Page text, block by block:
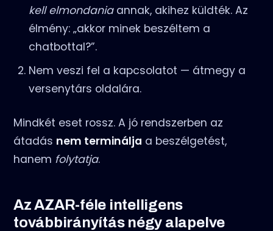
kell elmondaniaannak, akihez küldték. Az
élmény: „akkor minek beszéltem a
chatbottal?”.
Nem veszi fel a kapcsolatot — átmegy a
versenytárs oldalára.
Mindkét eset rossz. A jó rendszerben az
átadás nem terminálja a beszélgetést,
hanem folytatja.
Az AZAR-féle intelligens
továbbirányítás négy alapelve